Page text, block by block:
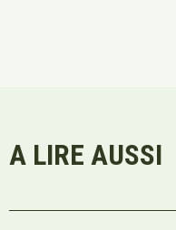
A LIRE AUSSI